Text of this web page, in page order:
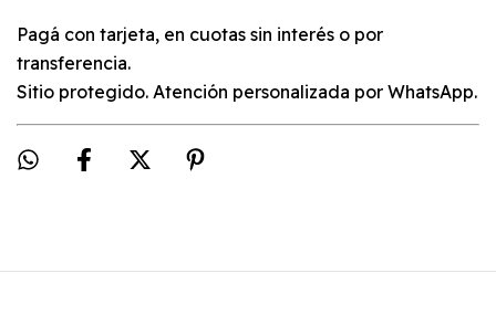
Pagá con tarjeta, en cuotas sin interés o por
transferencia.
Sitio protegido. Atención personalizada por WhatsApp.